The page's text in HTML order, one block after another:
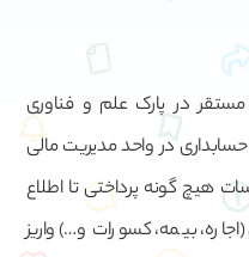
در پارک علم و فناوری
در واحد مدیریت مالی
هیچ گونه پرداختی تا اطلاع
بیمه، کسورات و…) واریز